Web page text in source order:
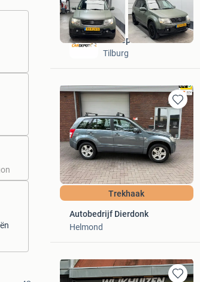
Cardepot
Tilburg
Bewaren
in
Mijn
Favorieten
Trekhaak
Autobedrijf Dierdonk
Helmond